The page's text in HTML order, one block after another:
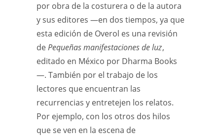
por obra de la costurera o de la autora
y sus editores —en dos tiempos, ya que
esta edición de Overol es una revisión
dePequeñas manifestaciones de luz,
editado en México por Dharma Books
—. También por el trabajo de los
lectores que encuentran las
recurrencias y entretejen los relatos.
Por ejemplo, con los otros dos hilos
que se ven en la escena de